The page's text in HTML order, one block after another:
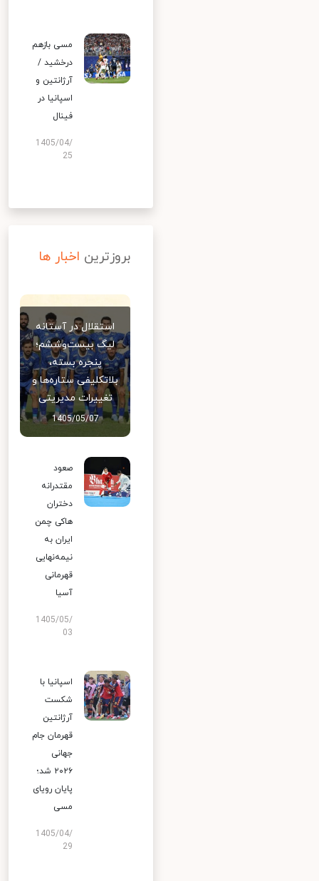
مسی بازهم
درخشید /
آرژانتین و
اسپانیا در
فینال
1405/04/
25
بروزترین اخبار ها
استقلال در آستانه
لیگ بیست‌وششم؛
پنجره بسته،
بلاتکلیفی ستاره‌ها و
تغییرات مدیریتی
1405/05/07
صعود
مقتدرانه
دختران
هاکی چمن
ایران به
نیمه‌نهایی
قهرمانی
آسیا
1405/05/
03
اسپانیا با
شکست
آرژانتین
قهرمان جام
جهانی
۲۰۲۶ شد؛
پایان رویای
مسی
1405/04/
29